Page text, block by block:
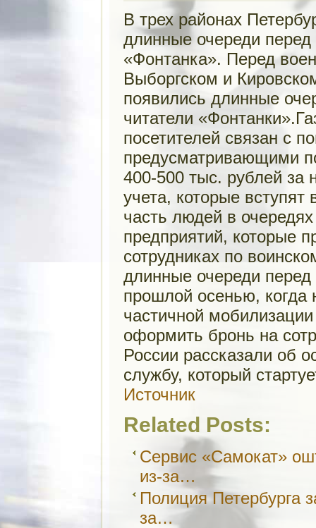
В трех районах
длинные очереди
«Фонтанка». Перед
Выборгском и
появились длинные
читатели
посетителей связан с
предусматривающими
400-500 тыс. рублей за
учета, которые
часть людей в
предприятий, которые
сотрудниках по
длинные очереди
прошлой осенью,
частичной
оформить бронь на
России рассказали об
службу, который
Источник
Related Posts:
Сервис «Самокат»
из-за…
Полиция Петербурга
за…